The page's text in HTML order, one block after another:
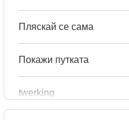
Пляскай се сама
Покажи путката
twerking